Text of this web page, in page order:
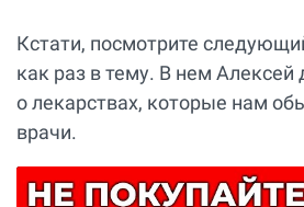
Кстати, посмотрите
как раз в тему. В нем Алексей
о лекарствах, которые нам
врачи.